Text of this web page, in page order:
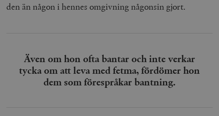
den än någon i hennes omgivning någonsin gjort.
Även om hon ofta bantar och inte verkar
tycka om att leva med fetma, fördömer hon
dem som förespråkar bantning.